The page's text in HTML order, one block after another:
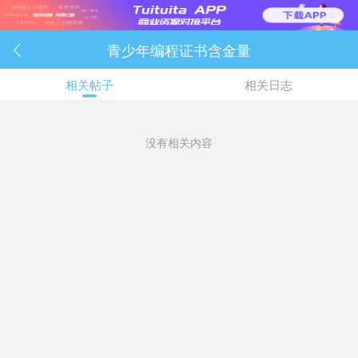
 青少年编程证书含金量
相关帖子 相关日志
没有相关内容